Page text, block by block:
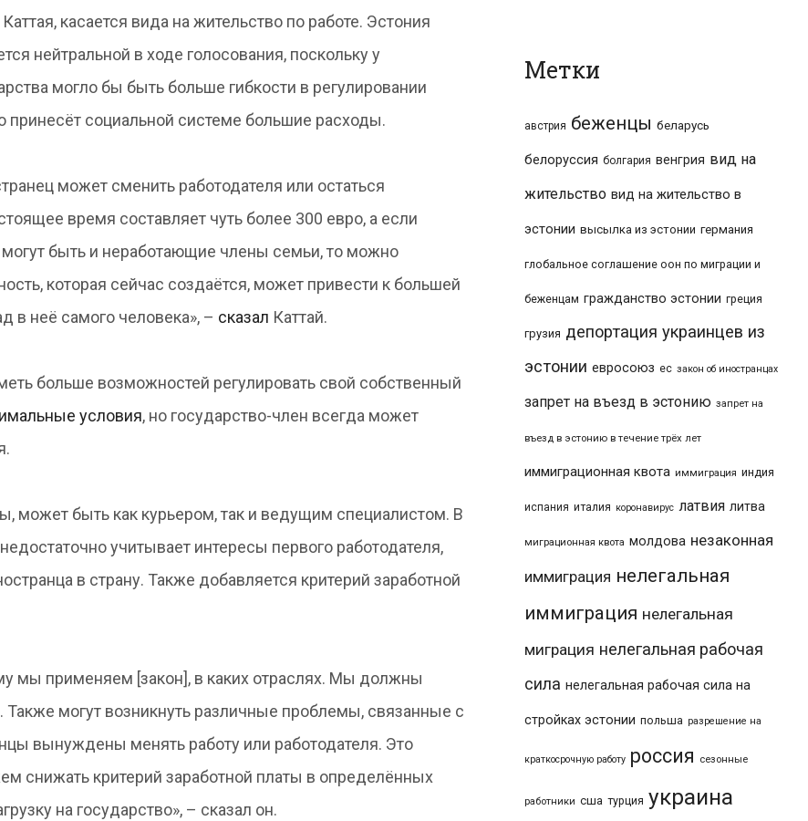
касается вида на жительство по работе. Эстония
нейтральной в ходе голосования, поскольку у
могло бы быть больше гибкости в регулировании
принесёт социальной системе большие расходы.
может сменить работодателя или остаться
время составляет чуть более 300 евро, а если
быть и неработающие члены семьи, то можно
которая сейчас создаётся, может привести к большей
в неё самого человека», – сказал Каттай.
больше возможностей регулировать свой собственный
условия, но государство-член всегда может
может быть как курьером, так и ведущим специалистом. В
учитывает интересы первого работодателя,
в страну. Также добавляется критерий заработной
мы применяем [закон], в каких отраслях. Мы должны
могут возникнуть различные проблемы, связанные с
вынуждены менять работу или работодателя. Это
снижать критерий заработной платы в определённых
на государство», – сказал он.
Метки
австрия беженцы беларусь
белоруссия болгария венгрия вид на
жительство вид на жительство в
эстонии высылка из эстонии германия
глобальное соглашение оон по миграции и
беженцам гражданство эстонии греция
грузия депортация украинцев из
эстонии евросоюз ес закон об иностранцах
запрет на въезд в эстонию запрет на
въезд в эстонию в течение трёх лет
иммиграционная квота иммиграция индия
испания италия коронавирус латвия литва
миграционная квота молдова незаконная
иммиграция нелегальная
иммиграция нелегальная
миграция нелегальная рабочая
сила нелегальная рабочая сила на
стройках эстонии польша разрешение на
краткосрочную работу россия сезонные
работники сша турция украина